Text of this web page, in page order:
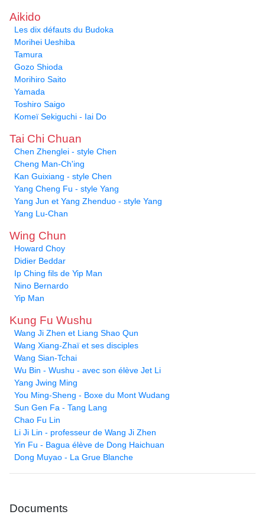
Aikido
Les dix défauts du Budoka
Morihei Ueshiba
Tamura
Gozo Shioda
Morihiro Saito
Yamada
Toshiro Saigo
Komeï Sekiguchi - Iai Do
Tai Chi Chuan
Chen Zhenglei - style Chen
Cheng Man-Ch'ing
Kan Guixiang - style Chen
Yang Cheng Fu - style Yang
Yang Jun et Yang Zhenduo - style Yang
Yang Lu-Chan
Wing Chun
Howard Choy
Didier Beddar
Ip Ching fils de Yip Man
Nino Bernardo
Yip Man
Kung Fu Wushu
Wang Ji Zhen et Liang Shao Qun
Wang Xiang-Zhaï et ses disciples
Wang Sian-Tchai
Wu Bin - Wushu - avec son élève Jet Li
Yang Jwing Ming
You Ming-Sheng - Boxe du Mont Wudang
Sun Gen Fa - Tang Lang
Chao Fu Lin
Li Ji Lin - professeur de Wang Ji Zhen
Yin Fu - Bagua élève de Dong Haichuan
Dong Muyao - La Grue Blanche
Documents